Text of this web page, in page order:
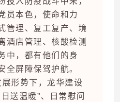
员本色，使命和力
管理、复工复产、境
酒店管理、核酸检测
中，都有他们的身
全屏障保驾护航。
形势下，龙华建设
送温暖”、日常慰问